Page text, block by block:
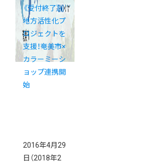
《受付終了》
地方活性化プ
ロジェクトを
支援！奄美市×
カラーミーシ
ョップ連携開
始
2016年4月29
日 （2018年2